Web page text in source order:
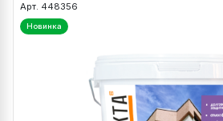
Арт. 448356
Новинка